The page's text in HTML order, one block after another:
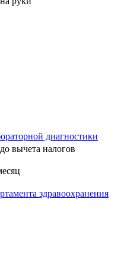
диагностики
до вычета налогов
здравоохранения